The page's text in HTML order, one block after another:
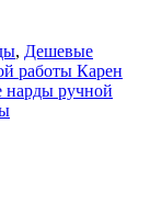
, Дешевые
работы Карен
нарды ручной